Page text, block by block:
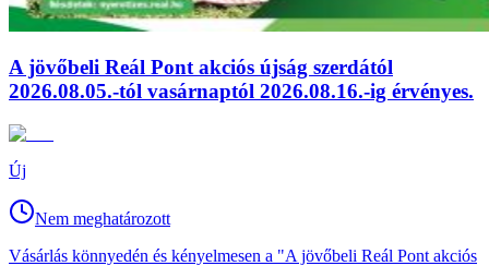
A jövőbeli Reál Pont akciós újság szerdától
2026.08.05.-tól vasárnaptól 2026.08.16.-ig érvényes.
Új
Nem meghatározott
Vásárlás könnyedén és kényelmesen a "A jövőbeli Reál Pont akciós